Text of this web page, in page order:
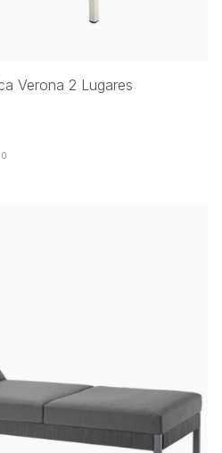
Verona 2 Lugares